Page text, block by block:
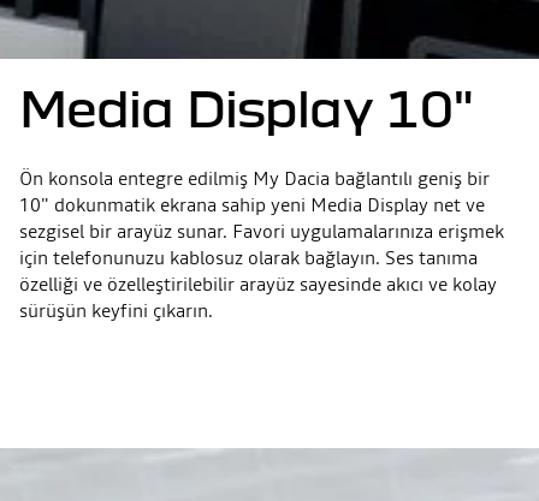
Media Display 10"
Ön konsola entegre edilmiş My Dacia bağlantılı geniş bir
10" dokunmatik ekrana sahip yeni Media Display net ve
sezgisel bir arayüz sunar. Favori uygulamalarınıza erişmek
için telefonunuzu kablosuz olarak bağlayın. Ses tanıma
özelliği ve özelleştirilebilir arayüz sayesinde akıcı ve kolay
sürüşün keyfini çıkarın.